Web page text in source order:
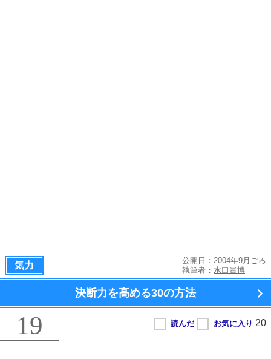
気力
公開日：2004年9月ごろ
執筆者： 水口貴博
決断力を高める30の方法
19